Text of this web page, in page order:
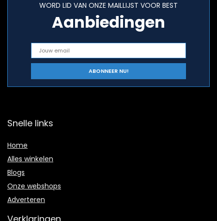
WORD LID VAN ONZE MAILLIJST VOOR BEST
Aanbiedingen
Snelle links
Home
Alles winkelen
Blogs
Onze webshops
Adverteren